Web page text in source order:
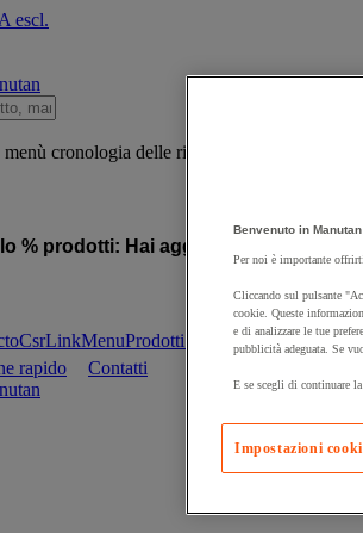
escl.
cronologia delle ricerche
% prodotti: Hai aggiunto al tuo
Prodotti sostenibili
rapido Contatti
Benvenuto in Manutan
Per noi è importante
Cliccando sul pulsante
cookie. Queste
e di analizzare le tue
pubblicità adeguata. Se
E se scegli di continuare
Impostazioni